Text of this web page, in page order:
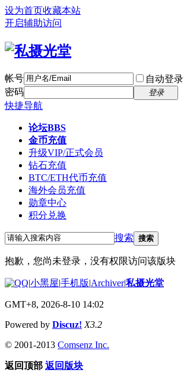
设为首页收藏本站
开启辅助访问
帐号 自动登录
密码
登录
快捷导航
论坛BBS
金币充值
升级VIP/正式会员
钻石充值
BTC/ETH代币充值
海外会员充值
勋章中心
积分兑换
搜索 搜索
抱歉，您尚未登录，没有权限访问该版块
|小黑屋|手机版|Archiver|私摄光堂
GMT+8, 2026-8-10 14:02
Powered by Discuz! X3.2
© 2001-2013 Comsenz Inc.
返回顶部 返回版块